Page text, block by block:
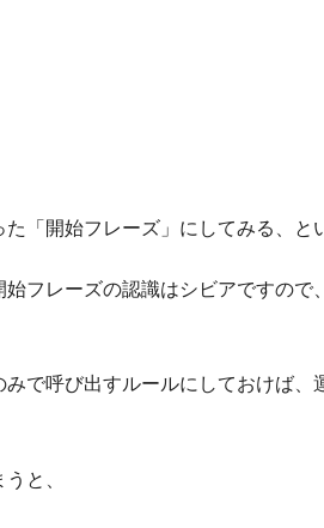
「開始フレーズ」にしてみる、と
フレーズの認識はシビアですので
で呼び出すルールにしておけば、
と、